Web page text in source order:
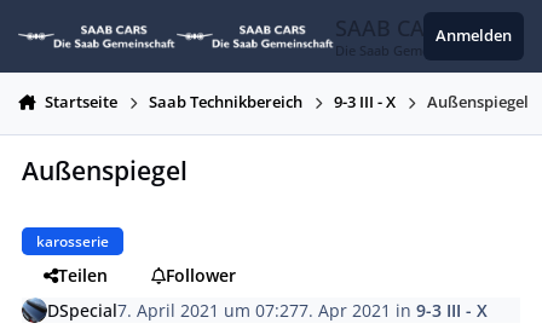
SAAB CARS
Die Saab Gemeinschaft
Anmelden
Startseite Saab Technikbereich 9-3 III - X Außenspiegel
Außenspiegel
karosserie
Teilen
Follower
DSpecial7. April 2021 um 07:277. Apr 2021 in9-3 III - X